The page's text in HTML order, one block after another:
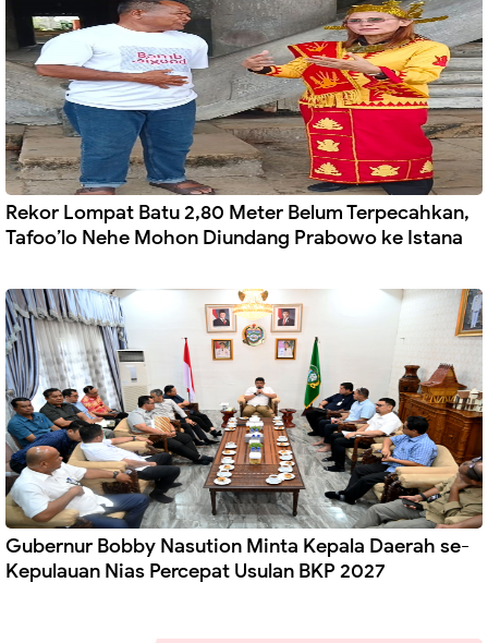
Rekor Lompat Batu 2,80 Meter Belum Terpecahkan,
Tafoo’lo Nehe Mohon Diundang Prabowo ke Istana
Gubernur Bobby Nasution Minta Kepala Daerah se-
Kepulauan Nias Percepat Usulan BKP 2027